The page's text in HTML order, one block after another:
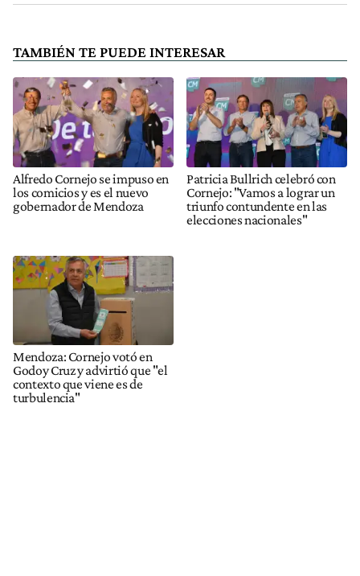
TAMBIÉN TE PUEDE INTERESAR
Alfredo Cornejo se impuso en
los comicios y es el nuevo
gobernador de Mendoza
Patricia Bullrich celebró con
Cornejo: "Vamos a lograr un
triunfo contundente en las
elecciones nacionales"
Mendoza: Cornejo votó en
Godoy Cruz y advirtió que "el
contexto que viene es de
turbulencia"